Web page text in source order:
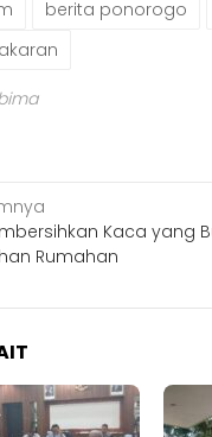
berita ponorogo
Kaca yang
Rumahan